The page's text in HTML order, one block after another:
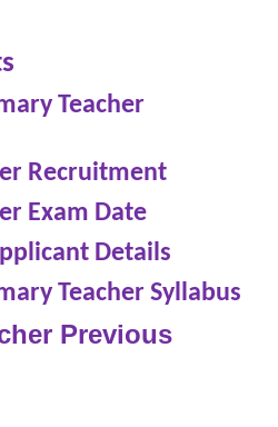
Teacher
Recruitment
Exam Date
Details
Teacher Syllabus
Previous